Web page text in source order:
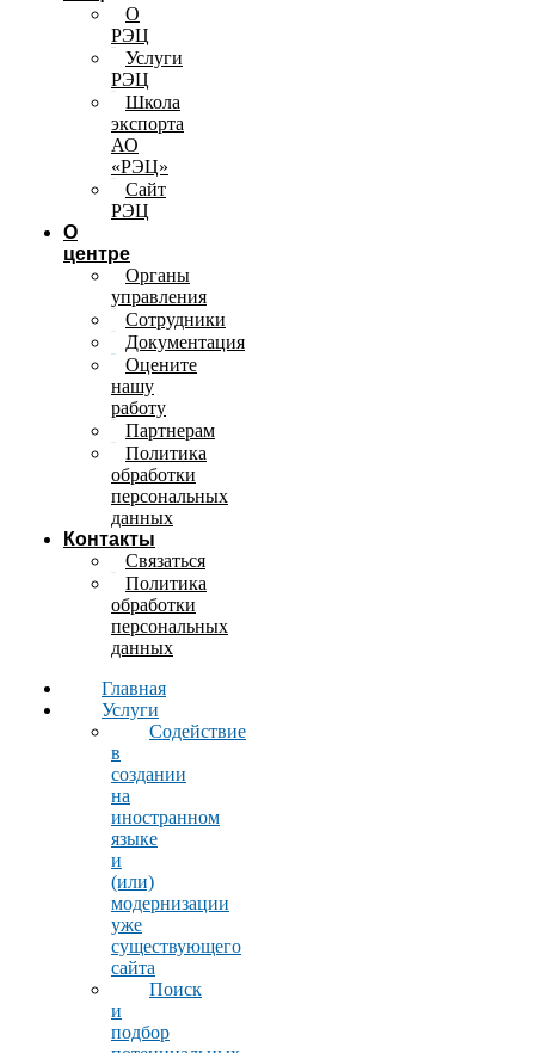
О
РЭЦ
Услуги
РЭЦ
Школа
экспорта
АО
«РЭЦ»
Сайт
РЭЦ
О
центре
Органы
управления
Сотрудники
Документация
Оцените
нашу
работу
Партнерам
Политика
обработки
персональных
данных
Контакты
Связаться
Политика
обработки
персональных
данных
Главная
Услуги
Содействие
в
создании
на
иностранном
языке
и
(или)
модернизации
уже
существующего
сайта
Поиск
и
подбор